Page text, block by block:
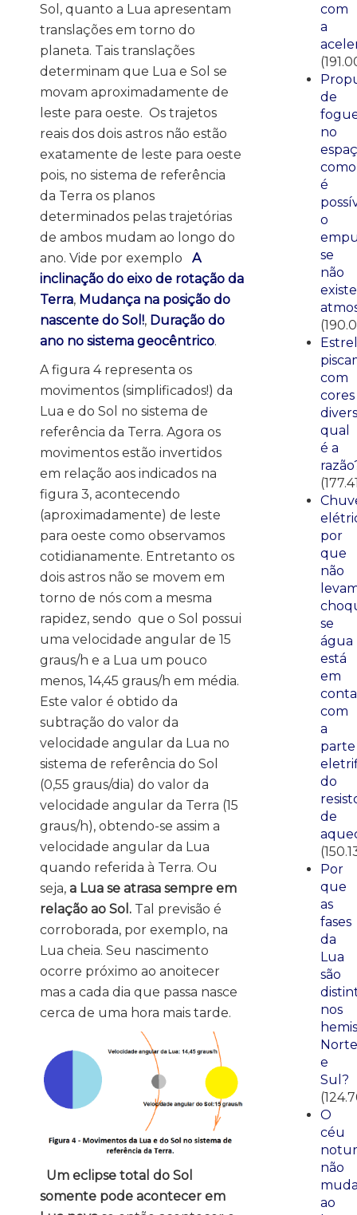
Sol, quanto a Lua apresentam
translações em torno do
planeta. Tais translações
determinam que Lua e Sol se
movam aproximadamente de
leste para oeste. Os trajetos
reais dos dois astros não estão
exatamente de leste para oeste
pois, no sistema de referência
da Terra os planos
determinados pelas trajetórias
de ambos mudam ao longo do
ano. Vide por exemplo A
inclinação do eixo de rotação da
Terra, Mudança na posição do
nascente do Sol!, Duração do
ano no sistema geocêntrico.
A figura 4 representa os
movimentos (simplificados!) da
Lua e do Sol no sistema de
referência da Terra. Agora os
movimentos estão invertidos
em relação aos indicados na
figura 3, acontecendo
(aproximadamente) de leste
para oeste como observamos
cotidianamente. Entretanto os
dois astros não se movem em
torno de nós com a mesma
rapidez, sendo que o Sol possui
uma velocidade angular de 15
graus/h e a Lua um pouco
menos, 14,45 graus/h em média.
Este valor é obtido da
subtração do valor da
velocidade angular da Lua no
sistema de referência do Sol
(0,55 graus/dia) do valor da
velocidade angular da Terra (15
graus/h), obtendo-se assim a
velocidade angular da Lua
quando referida à Terra. Ou
seja, a Lua se atrasa sempre em
relação ao Sol. Tal previsão é
corroborada, por exemplo, na
Lua cheia. Seu nascimento
ocorre próximo ao anoitecer
mas a cada dia que passa nasce
cerca de uma hora mais tarde.
Um eclipse total do Sol
somente pode acontecer em
com
a
de
no
como
é
o
se
não
existe
com
cores
qual
é a
por
que
não
se
água
está
em
com
a
parte
do
de
Por
que
as
fases
da
Lua
são
nos
Norte
e
Sul?
O
céu
não
ao